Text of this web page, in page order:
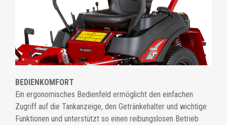
BEDIENKOMFORT
Ein ergonomisches Bedienfeld ermöglicht den einfachen
Zugriff auf die Tankanzeige, den Getränkehalter und wichtige
Funktionen und unterstützt so einen reibungslosen Betrieb